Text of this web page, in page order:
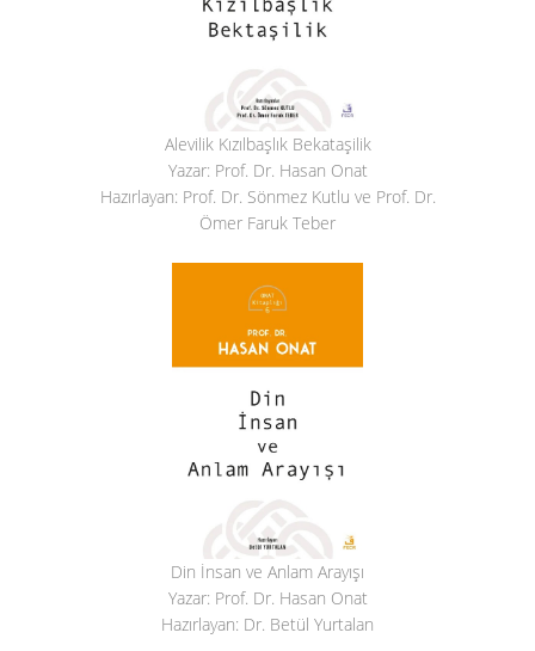
Alevilik Kızılbaşlık Bekataşilik
Yazar: Prof. Dr. Hasan Onat
Hazırlayan: Prof. Dr. Sönmez Kutlu ve Prof. Dr.
Ömer Faruk Teber
Din İnsan ve Anlam Arayışı
Yazar: Prof. Dr. Hasan Onat
Hazırlayan: Dr. Betül Yurtalan